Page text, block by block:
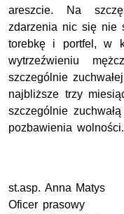
areszcie. Na
zdarzenia nic się nie
torebkę i portfel, w
wytrzeźwieniu
szczególnie
najbliższe trzy
szczególnie
pozbawienia wolności.
st.asp. Anna Matys
Oficer prasowy